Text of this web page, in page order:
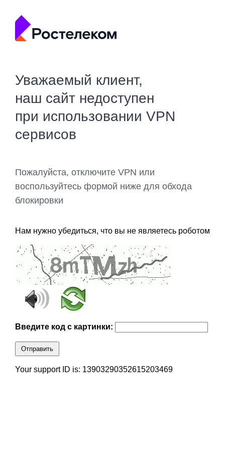
Уважаемый клиент,
наш сайт недоступен
при использовании VPN
сервисов
Пожалуйста, отключите VPN или
воспользуйтесь формой ниже для обхода
блокировки
Нам нужно убедиться, что вы не являетесь роботом
Введите код с картинки:
Отправить
Your support ID is: 13903290352615203469